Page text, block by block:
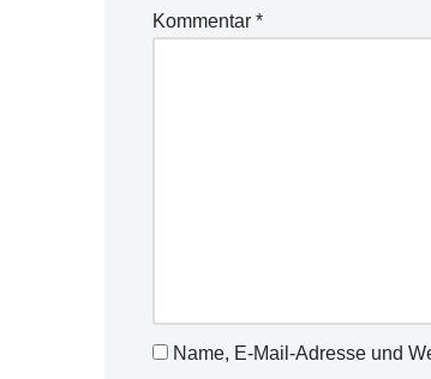
Kommentar *
Name, E-Mail-Adresse und